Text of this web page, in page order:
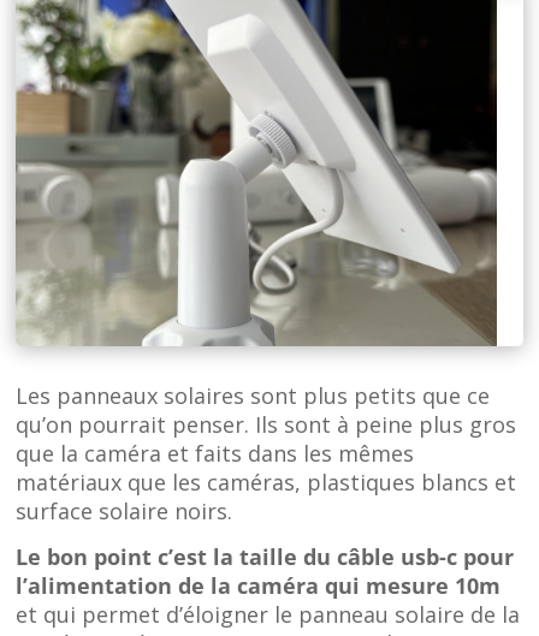
Les panneaux solaires sont plus petits que ce
qu’on pourrait penser. Ils sont à peine plus gros
que la caméra et faits dans les mêmes
matériaux que les caméras, plastiques blancs et
surface solaire noirs.
Le bon point c’est la taille du câble usb-c pour
l’alimentation de la caméra qui mesure 10m
et qui permet d’éloigner le panneau solaire de la